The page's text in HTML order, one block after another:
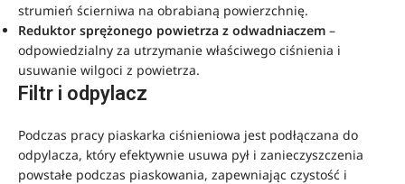
strumień ścierniwa na obrabianą powierzchnię.
Reduktor sprężonego powietrza z odwadniaczem –
odpowiedzialny za utrzymanie właściwego ciśnienia i
usuwanie wilgoci z powietrza.
Filtr i odpylacz
Podczas pracy piaskarka ciśnieniowa jest podłączana do
odpylacza, który efektywnie usuwa pył i zanieczyszczenia
powstałe podczas piaskowania, zapewniając czystość i